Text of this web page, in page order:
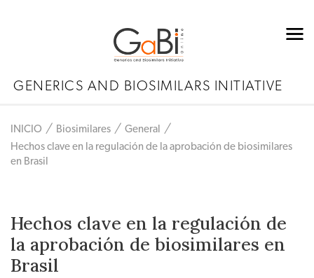
GENERICS AND BIOSIMILARS INITIATIVE
INICIO Biosimilares
General
Hechos clave en la regulación de la aprobación de biosimilares
en Brasil
Hechos clave en la regulación de
la aprobación de biosimilares en
Brasil